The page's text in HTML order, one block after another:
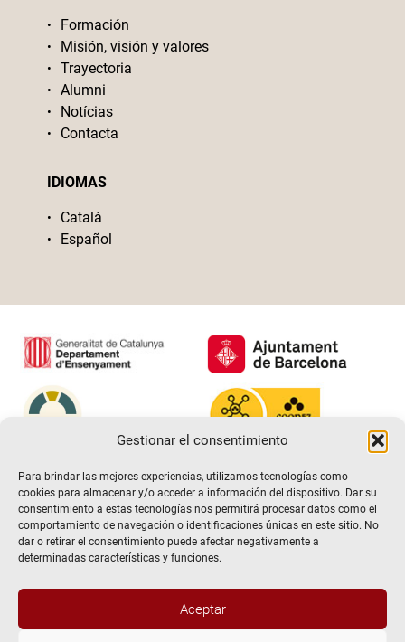
Gestionar el consentimiento
Para brindar las mejores experiencias, utilizamos tecnologías como
cookies para almacenar y/o acceder a información del dispositivo. Dar su
consentimiento a estas tecnologías nos permitirá procesar datos como el
comportamiento de navegación o identificaciones únicas en este sitio. No
dar o retirar el consentimiento puede afectar negativamente a
determinadas características y funciones.
Aceptar
Formación
Misión, visión y valores
Trayectoria
Alumni
Notícias
Contacta
IDIOMAS
Català
Español